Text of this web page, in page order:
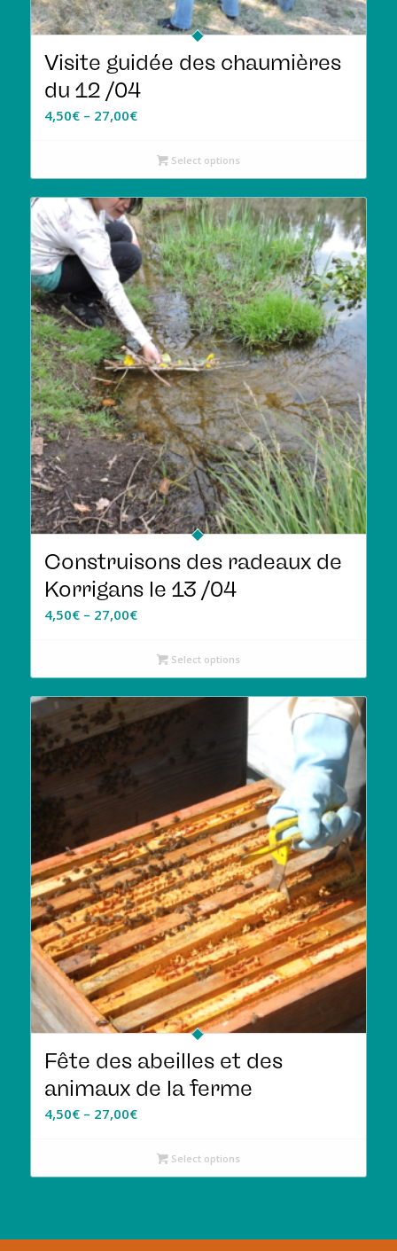
Visite guidée des chaumières
du 12 /04
4,50€– 27,00€
Select options
Construisons des radeaux de
Korrigans le 13 /04
4,50€– 27,00€
Select options
Fête des abeilles et des
animaux de la ferme
4,50€– 27,00€
Select options